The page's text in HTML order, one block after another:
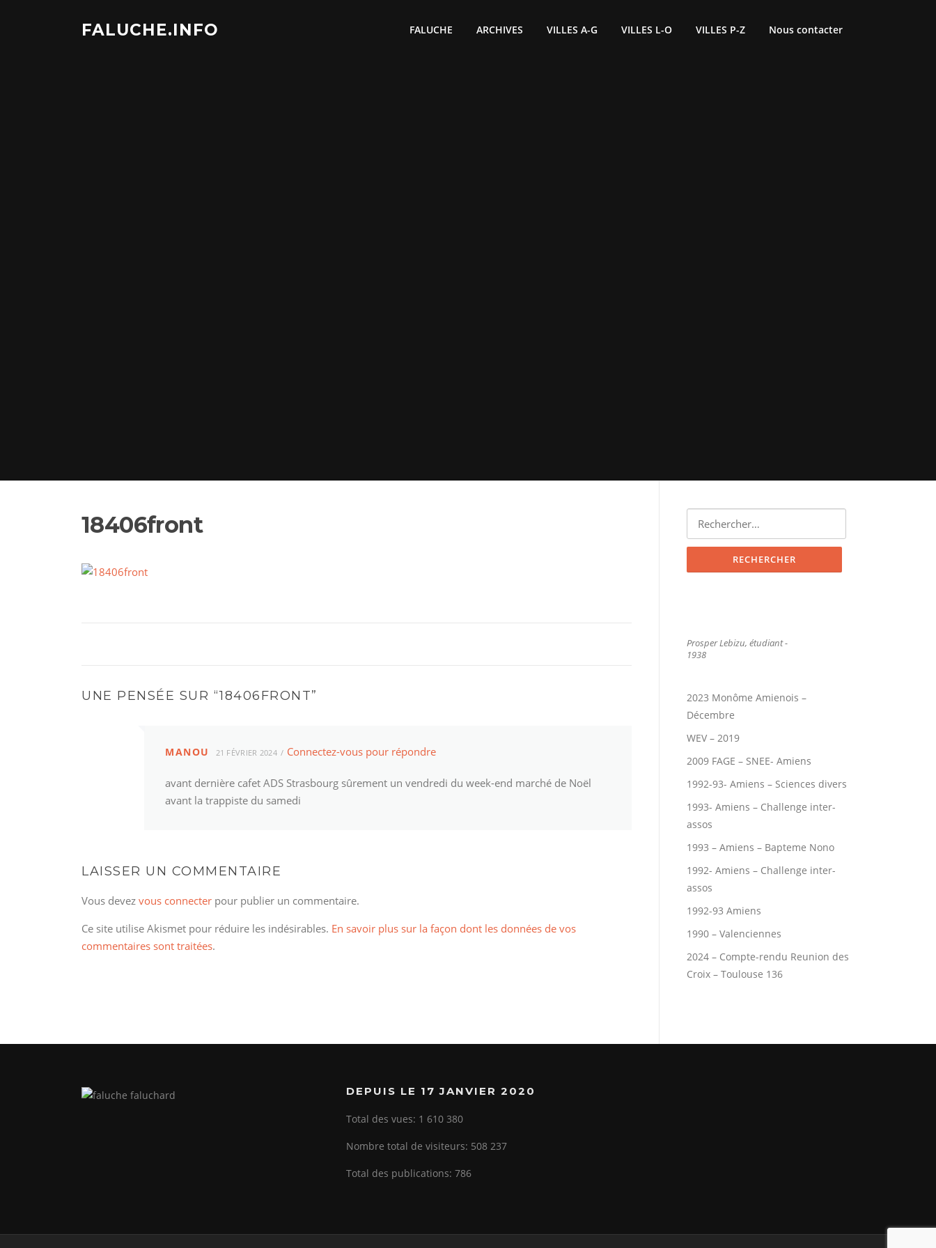
FALUCHE.INFO FALUCHE ARCHIVES VILLES A-G VILLES L-O VILLES P-Z Nous contacter
18406front
UNE PENSÉE SUR “18406FRONT”
MANOU 21 FÉVRIER 2024 Connectez-vous pour répondre
avant dernière cafet ADS Strasbourg sûrement un vendredi du week-end marché de Noël
avant la trappiste du samedi
LAISSER UN COMMENTAIRE
Vous devez vous connecter pour publier un commentaire.
Ce site utilise Akismet pour réduire les indésirables. En savoir plus sur la façon dont les données de vos
commentaires sont traitées.
Rechercher :
Prosper Lebizu, étudiant -
1938
2023 Monôme Amienois –
Décembre
WEV – 2019
2009 FAGE – SNEE- Amiens
1992-93- Amiens – Sciences divers
1993- Amiens – Challenge inter-
assos
1993 – Amiens – Bapteme Nono
1992- Amiens – Challenge inter-
assos
1992-93 Amiens
1990 – Valenciennes
2024 – Compte-rendu Reunion des
Croix – Toulouse 136
DEPUIS LE 17 JANVIER 2020
Total des vues: 1 610 380
Nombre total de visiteurs: 508 237
Total des publications: 786